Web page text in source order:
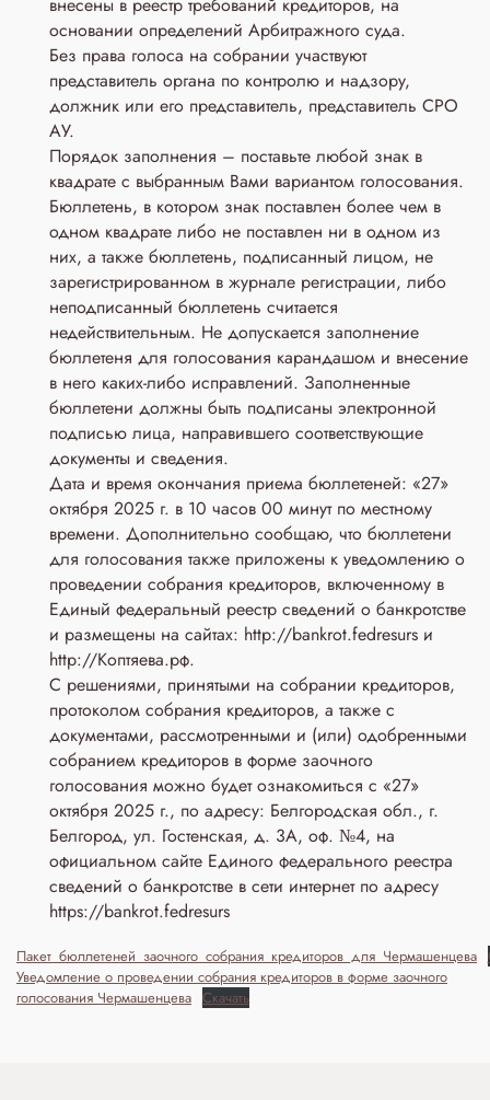
основании определений Арбитражного суда.
Без права голоса на собрании участвуют
представитель органа по контролю и надзору,
должник или его представитель, представитель СРО
АУ.
Порядок заполнения – поставьте любой знак в
квадрате с выбранным Вами вариантом голосования.
Бюллетень, в котором знак поставлен более чем в
одном квадрате либо не поставлен ни в одном из
них, а также бюллетень, подписанный лицом, не
зарегистрированном в журнале регистрации, либо
неподписанный бюллетень считается
недействительным. Не допускается заполнение
бюллетеня для голосования карандашом и внесение
в него каких-либо исправлений. Заполненные
бюллетени должны быть подписаны электронной
подписью лица, направившего соответствующие
документы и сведения.
Дата и время окончания приема бюллетеней: «27»
октября 2025 г. в 10 часов 00 минут по местному
времени. Дополнительно сообщаю, что бюллетени
для голосования также приложены к уведомлению о
проведении собрания кредиторов, включенному в
Единый федеральный реестр сведений о банкротстве
и размещены на сайтах: http://bankrot.fedresurs и
http://Коптяева.рф.
С решениями, принятыми на собрании кредиторов,
протоколом собрания кредиторов, а также с
документами, рассмотренными и (или) одобренными
собранием кредиторов в форме заочного
голосования можно будет ознакомиться с «27»
октября 2025 г., по адресу: Белгородская обл., г.
Белгород, ул. Гостенская, д. 3A, оф. №4, на
официальном сайте Единого федерального реестра
сведений о банкротстве в сети интернет по адресу
https://bankrot.fedresurs
Пакет_бюллетеней_заочного_собрания_кредиторов_для_Чермашенцева
Уведомление о проведении собрания кредиторов в форме заочного
голосования Чермашенцева Скачать